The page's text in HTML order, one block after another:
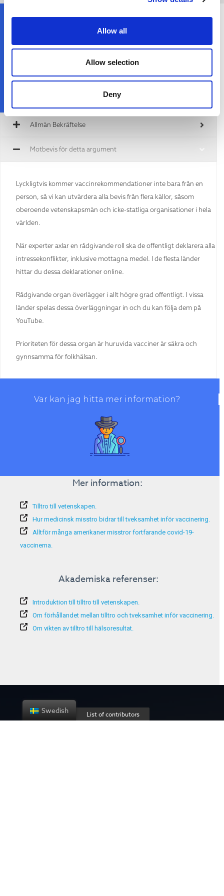
Allow all
Allow selection
Deny
övertygelse?
Allmän Bekräftelse
Motbevis för detta argument
Lyckligtvis kommer vaccinrekommendationer inte bara från en
person, så vi kan utvärdera alla bevis från flera källor, såsom
oberoende vetenskapsmän och icke-statliga organisationer i hela
världen.
När experter axlar en rådgivande roll ska de offentligt deklarera alla
intressekonflikter, inklusive mottagna medel. I de flesta länder
hittar du dessa deklarationer online.
Rådgivande organ överlägger i allt högre grad offentligt. I vissa
länder spelas dessa överläggningar in och du kan följa dem på
YouTube.
Prioriteten för dessa organ är huruvida vacciner är säkra och
gynnsamma för folkhälsan.
Var kan jag hitta mer information?
Mer information:
Tilltro till vetenskapen.
Hur medicinsk misstro bidrar till tveksamhet inför vaccinering.
Alltför många amerikaner misstror fortfarande covid-19-
vaccinerna.
Akademiska referenser:
Introduktion till tilltro till vetenskapen.
Om förhållandet mellan tilltro och tveksamhet inför vaccinering.
Om vikten av tilltro till hälsoresultat.
List of contributors
Swedish